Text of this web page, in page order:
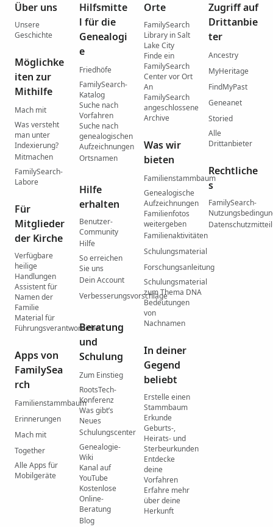
Über uns
Unsere
Geschichte
Möglichke
iten zur
Mithilfe
Mach mit
Was versteht
man unter
Indexierung?
Mitmachen
FamilySearch-
Labore
Für
Mitglieder
der Kirche
Verfügbare
heilige
Handlungen
Assistent für
Namen der
Familie
Material für
Führungsverantwortliche
Apps von
FamilySea
rch
Familienstammbaum
Erinnerungen
Mach mit
Together
Alle Apps für
Mobilgeräte
Hilfsmitte
l für die
Genealogi
e
Friedhöfe
FamilySearch-
Katalog
Suche nach
Vorfahren
Suche nach
genealogischen
Aufzeichnungen
Ortsnamen
Hilfe
erhalten
Benutzer-
Community
Hilfe
So erreichen
Sie uns
Dein Account
Verbesserungsvorschläge
Beratung
und
Schulung
Zum Einstieg
RootsTech-
Konferenz
Was gibtʼs
Neues
Schulungscenter
Genealogie-
Wiki
Kanal auf
YouTube
Kostenlose
Online-
Beratung
Blog
Orte
FamilySearch
Library in Salt
Lake City
Finde ein
FamilySearch
Center vor Ort
An
FamilySearch
angeschlossene
Archive
Was wir
bieten
Familienstammbaum
Genealogische
Aufzeichnungen
Familienfotos
weitergeben
Familienaktivitäten
Schulungsmaterial
Forschungsanleitung
Schulungsmaterial
zum Thema DNA
Bedeutungen
von
Nachnamen
In deiner
Gegend
beliebt
Erstelle einen
Stammbaum
Erkunde
Geburts-,
Heirats- und
Sterbeurkunden
Entdecke
deine
Vorfahren
Erfahre mehr
über deine
Herkunft
Zugriff auf
Drittanbie
ter
Ancestry
MyHeritage
FindMyPast
Geneanet
Storied
Alle
Drittanbieter
Rechtliche
s
FamilySearch-